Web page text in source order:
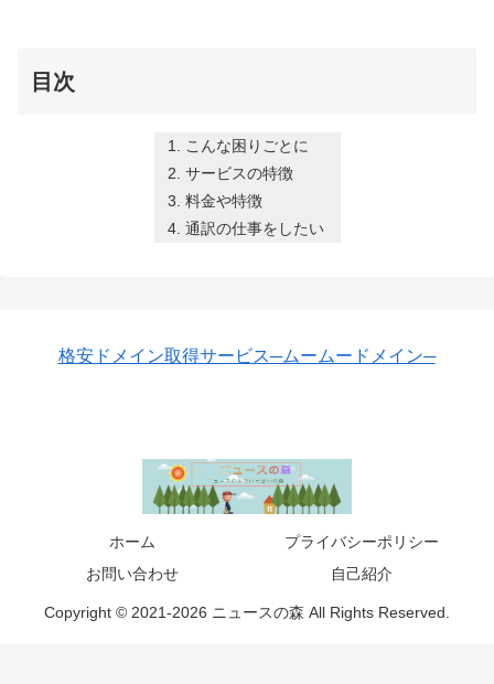
目次
こんな困りごとに
サービスの特徴
料金や特徴
通訳の仕事をしたい
格安ドメイン取得サービス─ムームードメイン─
ホーム
プライバシーポリシー
お問い合わせ
自己紹介
Copyright © 2021-2026 ニュースの森 All Rights Reserved.